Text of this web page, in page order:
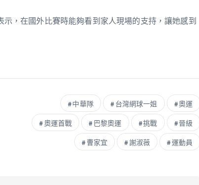
，在國外比賽時能夠看到家人現場的支持，讓她感到
中華隊 台灣網球一姐 奧運
奧運首戰 巴黎奧運 挑戰 晉級
曹家宜 謝淑薇 運動員